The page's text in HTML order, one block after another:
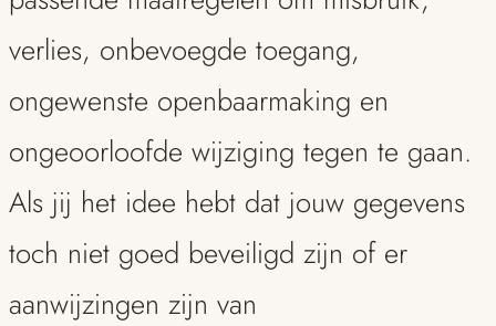
verlies, onbevoegde toegang,
ongewenste openbaarmaking en
ongeoorloofde wijziging tegen te gaan.
Als jij het idee hebt dat jouw gegevens
toch niet goed beveiligd zijn of er
aanwijzingen zijn van